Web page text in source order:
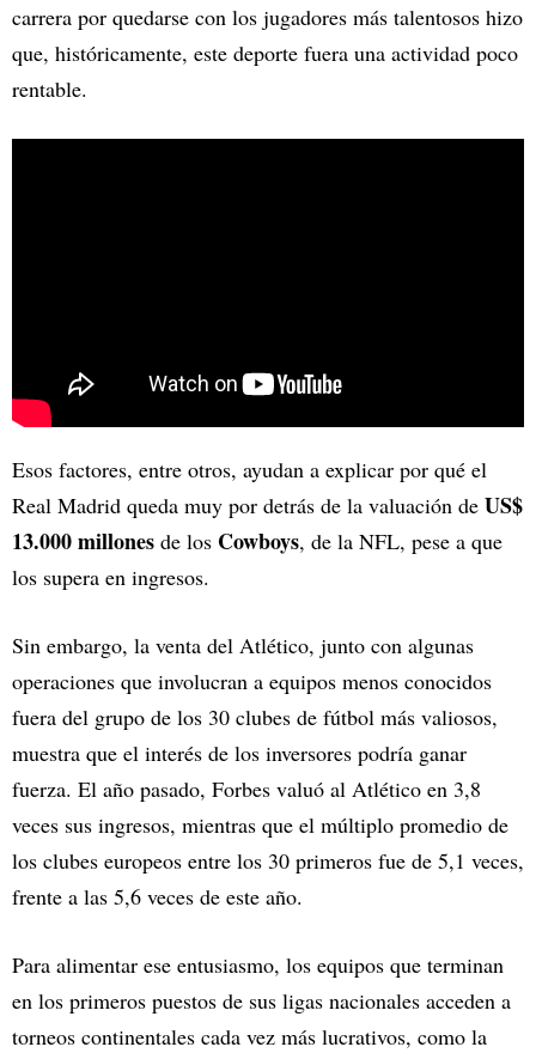
carrera por quedarse con los jugadores más talentosos hizo
que, históricamente, este deporte fuera una actividad poco
rentable.
Esos factores, entre otros, ayudan a explicar por qué el
Real Madrid queda muy por detrás de la valuación de US$
13.000 millones de los Cowboys, de la NFL, pese a que
los supera en ingresos.
Sin embargo, la venta del Atlético, junto con algunas
operaciones que involucran a equipos menos conocidos
fuera del grupo de los 30 clubes de fútbol más valiosos,
muestra que el interés de los inversores podría ganar
fuerza. El año pasado, Forbes valuó al Atlético en 3,8
veces sus ingresos, mientras que el múltiplo promedio de
los clubes europeos entre los 30 primeros fue de 5,1 veces,
frente a las 5,6 veces de este año.
Para alimentar ese entusiasmo, los equipos que terminan
en los primeros puestos de sus ligas nacionales acceden a
torneos continentales cada vez más lucrativos, como la